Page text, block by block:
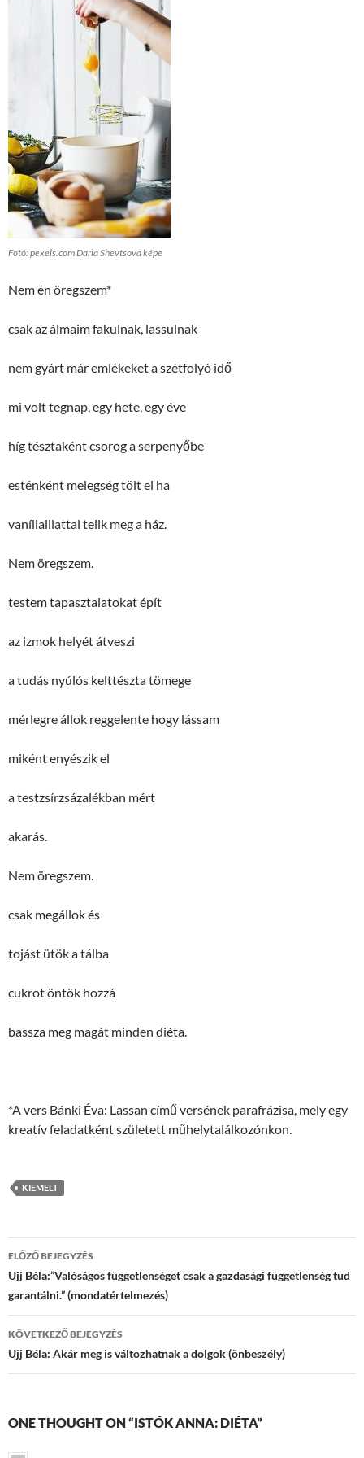
Fotó: pexels.com Daria Shevtsova képe
Nem én öregszem*
csak az álmaim fakulnak, lassulnak
nem gyárt már emlékeket a szétfolyó idő
mi volt tegnap, egy hete, egy éve
híg tésztaként csorog a serpenyőbe
esténként melegség tölt el ha
vaníliaillattal telik meg a ház.
Nem öregszem.
testem tapasztalatokat épít
az izmok helyét átveszi
a tudás nyúlós kelttészta tömege
mérlegre állok reggelente hogy lássam
miként enyészik el
a testzsírzsázalékban mért
akarás.
Nem öregszem.
csak megállok és
tojást ütök a tálba
cukrot öntök hozzá
bassza meg magát minden diéta.
*A vers Bánki Éva: Lassan című versének parafrázisa, mely egy
kreatív feladatként született műhelytalálkozónkon.
KIEMELT
Bejegyzések
navigációja
ELŐZŐ BEJEGYZÉS
Ujj Béla:”Valóságos függetlenséget csak a gazdasági függetlenség tud
garantálni.” (mondatértelmezés)
KÖVETKEZŐ BEJEGYZÉS
Ujj Béla: Akár meg is változhatnak a dolgok (önbeszély)
ONE THOUGHT ON “ISTÓK ANNA: DIÉTA”